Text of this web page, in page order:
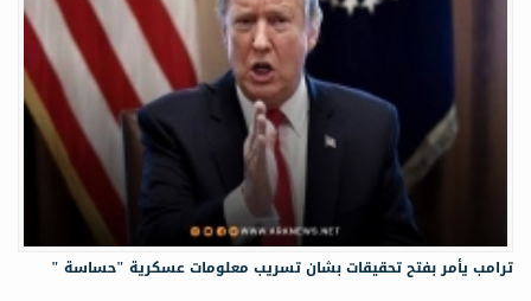
ترامب يأمر بفتح تحقيقات بشان تسريب معلومات عسكرية "حساسة "